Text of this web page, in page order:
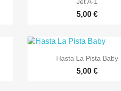
5,00 €
 Aperçu rapide
Hasta La Pista Baby
5,00 €